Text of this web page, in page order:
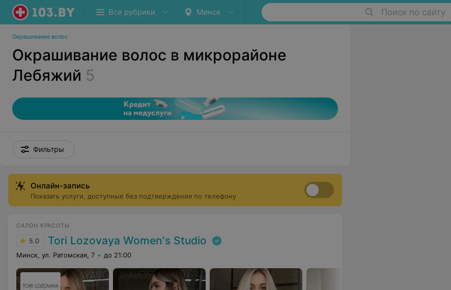
Все рубрики Минск Поиск по сайту
Окрашивание волос
Окрашивание волос в микрорайоне
Лебяжий 5
Фильтры
Онлайн-запись
Показать услуги, доступные без подтверждения по телефону
САЛОН КРАСОТЫ
5.0 Tori Lozovaya Women's Studio
Минск, ул. Ратомская, 7 до 21:00